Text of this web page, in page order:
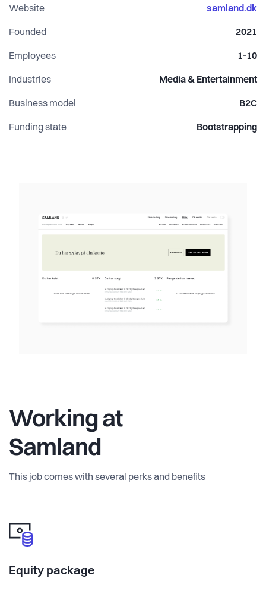
Website samland.dk
Founded 2021
Employees 1-10
Industries Media & Entertainment
Business model B2C
Funding state Bootstrapping
Working at
Samland
This job comes with several perks and benefits
Equity package